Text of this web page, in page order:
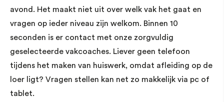
avond. Het maakt niet uit over welk vak het gaat en
vragen op ieder niveau zijn welkom. Binnen 10
seconden is er contact met onze zorgvuldig
geselecteerde vakcoaches. Liever geen telefoon
tijdens het maken van huiswerk, omdat afleiding op de
loer ligt? Vragen stellen kan net zo makkelijk via pc of
tablet.